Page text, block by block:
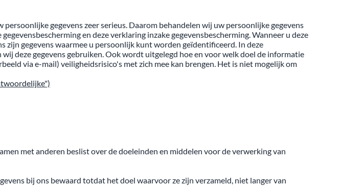
gegevens zeer serieus. Daarom behandelen wij uw persoonlijke gegevens
en deze verklaring inzake gegevensbescherming. Wanneer u deze
gegevens waarmee u persoonlijk kunt worden geïdentificeerd. In deze
deze gegevens gebruiken. Ook wordt uitgelegd hoe en voor welk doel de informatie
via e-mail) veiligheidsrisico's met zich mee kan brengen. Het is niet mogelijk om
met anderen beslist over de doeleinden en middelen voor de verwerking van
bij ons bewaard totdat het doel waarvoor ze zijn verzameld, niet langer van